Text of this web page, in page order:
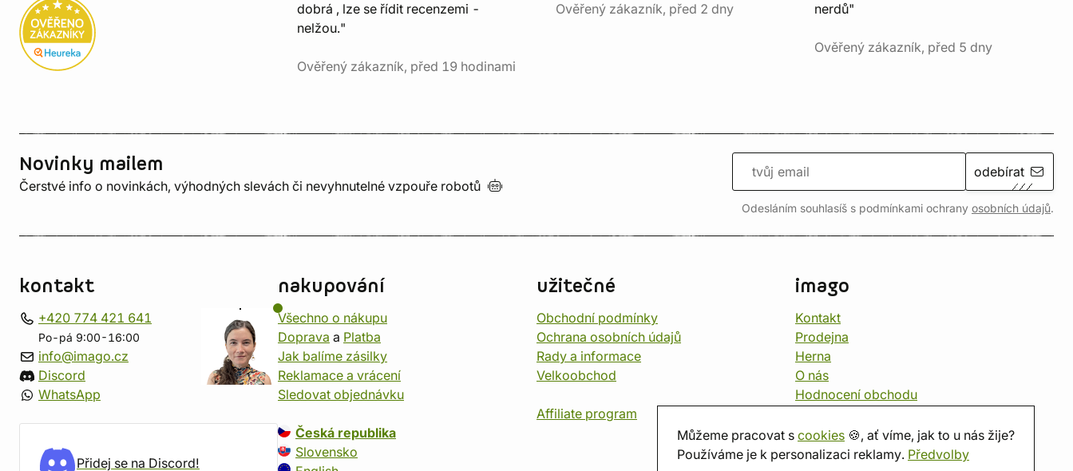
Můžeme pracovat s cookies 🍪, ať víme, jak to u nás žije?
Používáme je k personalizaci reklamy. Předvolby
dobrá , lze se řídit recenzemi -
nelžou."
Ověřený zákazník, před 19 hodinami
Ověřený zákazník, před 2 dny
nerdů"
Ověřený zákazník, před 5 dny
Novinky mailem
Čerstvé info o novinkách, výhodných slevách či nevyhnutelné vzpouře robotů
odebírat
Odesláním souhlasíš s podmínkami ochrany osobních údajů.
kontakt
+420 774 421 641
Po-pá 9:00-16:00
info@imago.cz
Discord
WhatsApp
Přidej se na Discord!
nakupování
Všechno o nákupu
Doprava a Platba
Jak balíme zásilky
Reklamace a vrácení
Sledovat objednávku
Česká republika
Slovensko
užitečné
Obchodní podmínky
Ochrana osobních údajů
Rady a informace
Velkoobchod
Affiliate program
imago
Kontakt
Prodejna
Herna
O nás
Hodnocení obchodu
Kalendář
imago.blog